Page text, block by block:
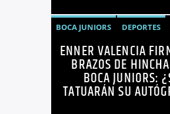
BOCA JUNIORS
DEPORTES
ENNER VALENCIA
FÚTBOL
NOTICIAS
ENNER VALENCIA
BRAZOS DE
BOCA JUNIORS:
TATUARÁN SU